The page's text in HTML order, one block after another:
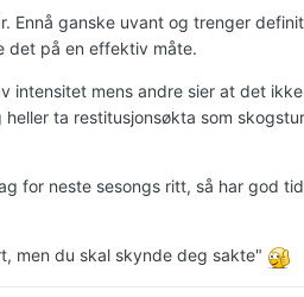
Ennå ganske uvant og trenger
det på en effektiv måte.
intensitet mens andre sier at det
ta restitusjonsøkta som
for neste sesongs ritt, så har god
men du skal skynde deg sakte"